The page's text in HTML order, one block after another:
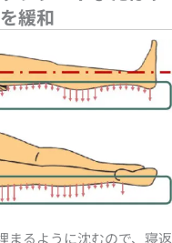
緩和
まるように沈むので、寝返